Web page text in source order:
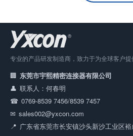
专业的产品研发制造商，致力于为全球客户提
东莞市宇熙精密连接器有限公司
联系人：何春明
0769-8539 7456/8539 7457
sales002@yxcon.com
广东省东莞市长安镇沙头新沙工业区